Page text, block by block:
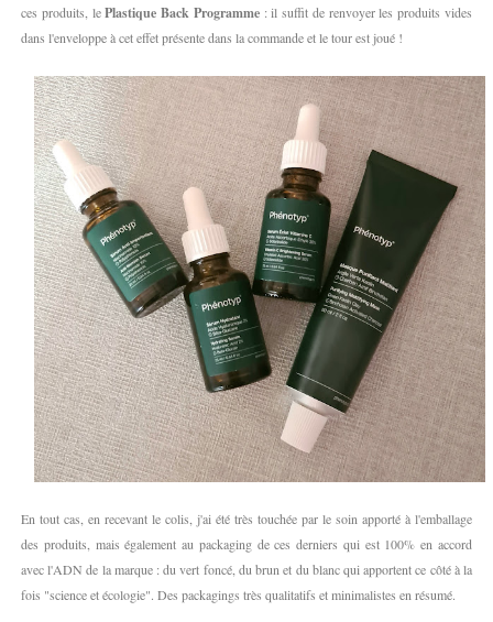
ces produits, lePlastique Back Programme: il suffit de renvoyer les produits vides
dans l'enveloppe à cet effet présente dans la commande et le tour est joué !
En tout cas, en recevant le colis, j'ai été très touchée par le soin apporté à l'emballage
des produits, mais également au packaging de ces derniers qui est 100% en accord
avec l'ADN de la marque : du vert foncé, du brun et du blanc qui apportent ce côté à la
fois "science et écologie". Des packagings très qualitatifs et minimalistes en résumé.